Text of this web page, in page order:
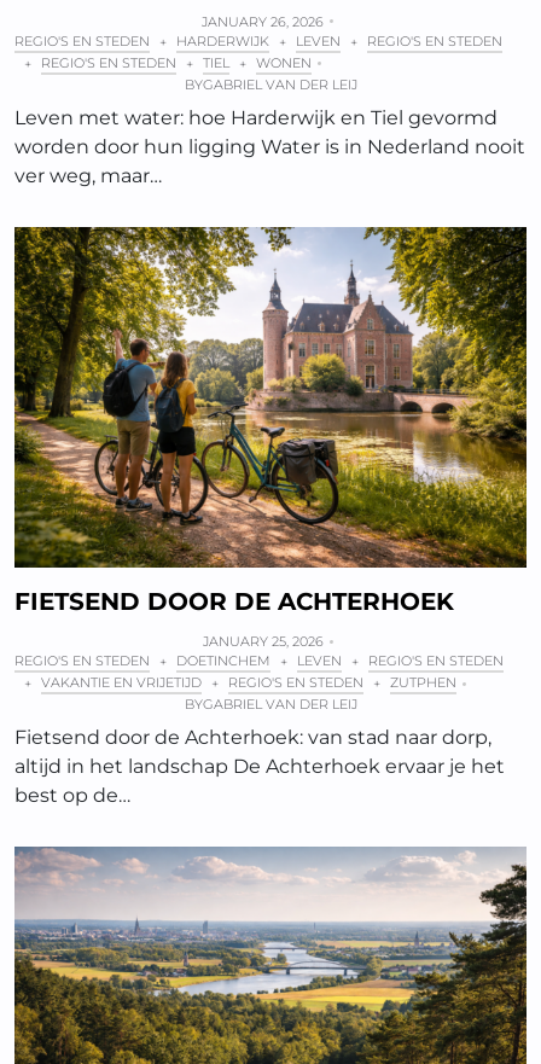
JANUARY 26, 2026
REGIO'S EN STEDEN
+ HARDERWIJK + LEVEN +
REGIO'S EN STEDEN
+
REGIO'S EN STEDEN + TIEL + WONEN
BYGABRIEL VAN DER LEIJ
Leven met water: hoe Harderwijk en Tiel gevormd
worden door hun ligging Water is in Nederland nooit
ver weg, maar…
FIETSEND DOOR DE ACHTERHOEK
JANUARY 25, 2026
REGIO'S EN STEDEN
+ DOETINCHEM + LEVEN +
REGIO'S EN STEDEN
+ VAKANTIE EN VRIJETIJD + REGIO'S EN STEDEN + ZUTPHEN
BYGABRIEL VAN DER LEIJ
Fietsend door de Achterhoek: van stad naar dorp,
altijd in het landschap De Achterhoek ervaar je het
best op de…